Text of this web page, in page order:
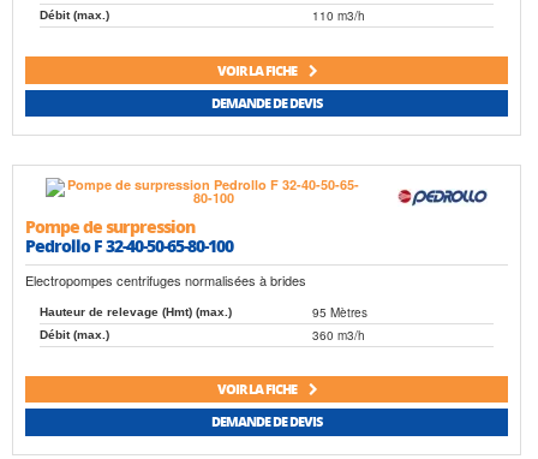
Débit (max.) 110 m3/h
VOIR LA FICHE
DEMANDE DE DEVIS
Pompe de surpression
Pedrollo F 32-40-50-65-80-100
Electropompes centrifuges normalisées à brides
Hauteur de relevage (Hmt) (max.) 95 Mètres
Débit (max.) 360 m3/h
VOIR LA FICHE
DEMANDE DE DEVIS